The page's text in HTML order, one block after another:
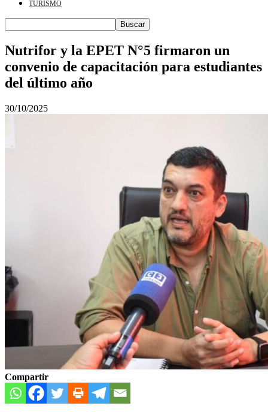
TURISMO
Nutrifor y la EPET N°5 firmaron un
convenio de capacitación para estudiantes
del último año
30/10/2025
Compartir